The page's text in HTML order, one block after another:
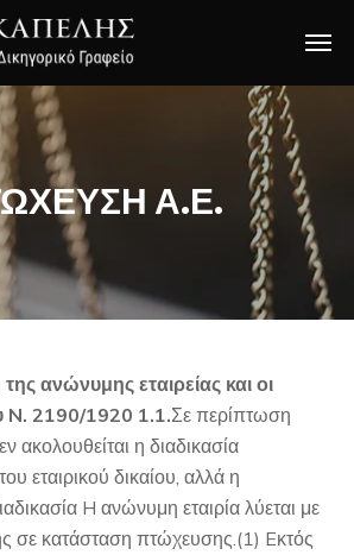
Α.Ε.
ανώνυμης εταιρείας και οι
N. 2190/1920 1.1.Σε περίπτωση
ακολουθείται η διαδικασία
εταιρικού δικαίου, αλλά η
H ανώνυμη εταιρία λύεται με
σε κατάσταση πτώχευσης.(1) Eκτός